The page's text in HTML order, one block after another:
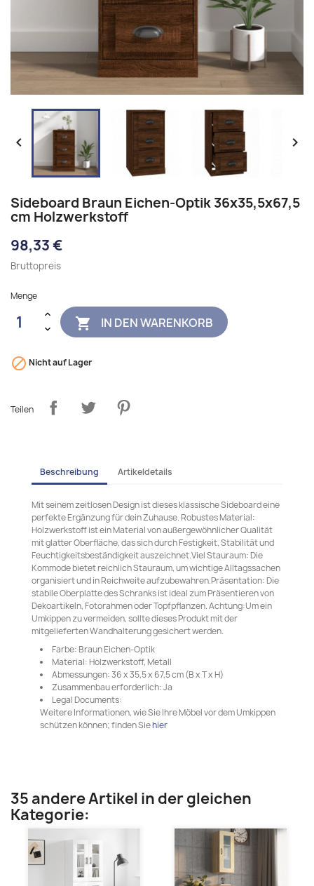
 
Sideboard Braun Eichen-Optik 36x35,5x67,5
cm Holzwerkstoff
98,33 €
Bruttopreis
Menge
 IN DEN WARENKORB
 Nicht auf Lager
Teilen
Beschreibung Artikeldetails
Mit seinem zeitlosen Design ist dieses klassische Sideboard eine
perfekte Ergänzung für dein Zuhause. Robustes Material:
Holzwerkstoff ist ein Material von außergewöhnlicher Qualität
mit glatter Oberfläche, das sich durch Festigkeit, Stabilität und
Feuchtigkeitsbeständigkeit auszeichnet.Viel Stauraum: Die
Kommode bietet reichlich Stauraum, um wichtige Alltagssachen
organisiert und in Reichweite aufzubewahren.Präsentation: Die
stabile Oberplatte des Schranks ist ideal zum Präsentieren von
Dekoartikeln, Fotorahmen oder Topfpflanzen. Achtung:Um ein
Umkippen zu vermeiden, sollte dieses Produkt mit der
mitgelieferten Wandhalterung gesichert werden.
Farbe: Braun Eichen-Optik
Material: Holzwerkstoff, Metall
Abmessungen: 36 x 35,5 x 67,5 cm (B x T x H)
Zusammenbau erforderlich: Ja
Legal Documents:
Weitere Informationen, wie Sie Ihre Möbel vor dem Umkippen
schützen können; finden Siehier
35 andere Artikel in der gleichen
Kategorie: